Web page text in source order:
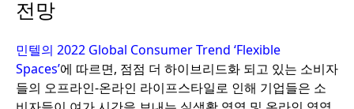
전망
민텔의 2022 Global Consumer Trend ‘Flexible
Spaces’에 따르면, 점점 더 하이브리드화 되고 있는 소비자
들의 오프라인-온라인 라이프스타일로 인해 기업들은 소